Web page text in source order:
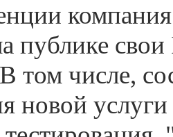
публике
том числе,
новой